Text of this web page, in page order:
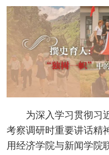
为深入学习贯彻习
考察调研时重要讲话精
用经济学院与新闻学院